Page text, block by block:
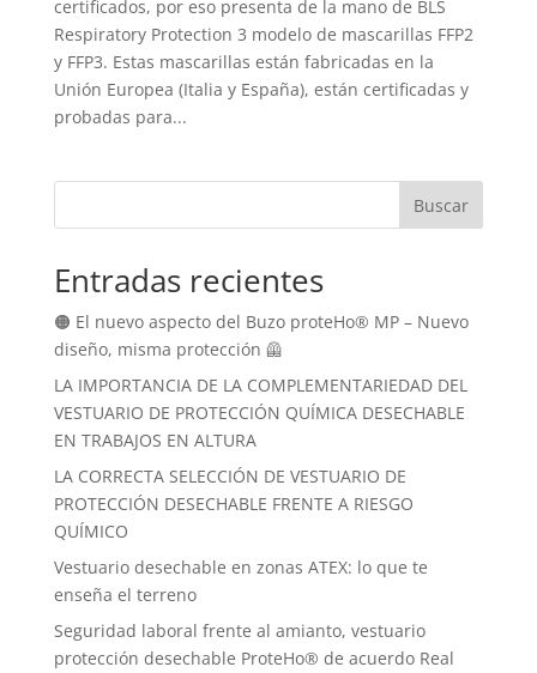
certificados, por eso presenta de la mano de BLS
Respiratory Protection 3 modelo de mascarillas FFP2
y FFP3. Estas mascarillas están fabricadas en la
Unión Europea (Italia y España), están certificadas y
probadas para...
Buscar
Entradas recientes
🟠 El nuevo aspecto del Buzo proteHo® MP – Nuevo
diseño, misma protección 🦺
LA IMPORTANCIA DE LA COMPLEMENTARIEDAD DEL
VESTUARIO DE PROTECCIÓN QUÍMICA DESECHABLE
EN TRABAJOS EN ALTURA
LA CORRECTA SELECCIÓN DE VESTUARIO DE
PROTECCIÓN DESECHABLE FRENTE A RIESGO
QUÍMICO
Vestuario desechable en zonas ATEX: lo que te
enseña el terreno
Seguridad laboral frente al amianto, vestuario
protección desechable ProteHo® de acuerdo Real